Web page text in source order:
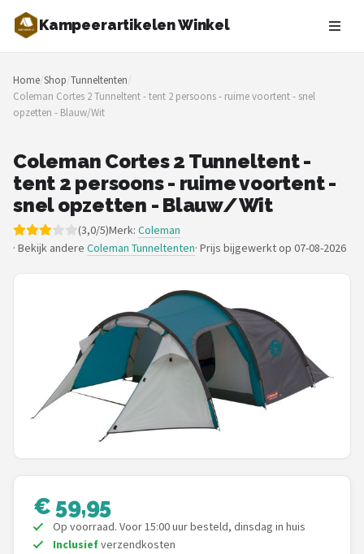
Kampeerartikelen Winkel
Zoeken
NAVIGATIE
Shop
Merken
Blog
Tenten
Slaapzakken
Slaapmatten
Koelboxen
Shop
POPULAIRE MERKEN
Intex
KOEL
Eurotrail
Home/Shop/Tunneltenten/
Coleman Cortes 2 Tunneltent - tent 2 persoons - ruime voortent - snel
opzetten - Blauw/Wit
Coleman Cortes 2 Tunneltent -
tent 2 persoons - ruime voortent -
snel opzetten - Blauw/Wit
(3,0/5)Merk: Coleman
· Bekijk andere Coleman Tunneltenten· Prijs bijgewerkt op 07-08-2026
€ 59,95
Op voorraad. Voor 15:00 uur besteld, dinsdag in huis
Inclusiefverzendkosten